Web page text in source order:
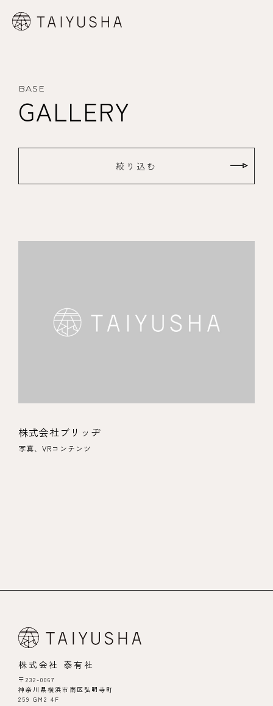
BASE
GALLERY
絞り込む
株式会社ブリッヂ
写真、VRコンテンツ
株式会社 泰有社
〒232-0067
神奈川県横浜市南区弘明寺町
259 GM2 4F